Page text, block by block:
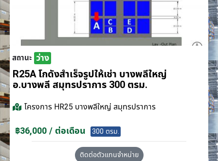
สถานะ ว่าง
R25A โกดังสำเร็จรูปให้เช่า บางพลีใหญ่
อ.บางพลี สมุทรปราการ 300 ตรม.
โครงการ HR25 บางพลีใหญ่ สมุทรปราการ
฿36,000 / ต่อเดือน 300 ตรม.
ติดต่อตัวแทนจำหน่าย